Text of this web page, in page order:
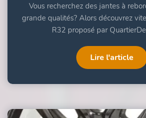
Vous recherchez des jantes à
grande qualités? Alors découvrez
R32 proposé par
Lire l'article